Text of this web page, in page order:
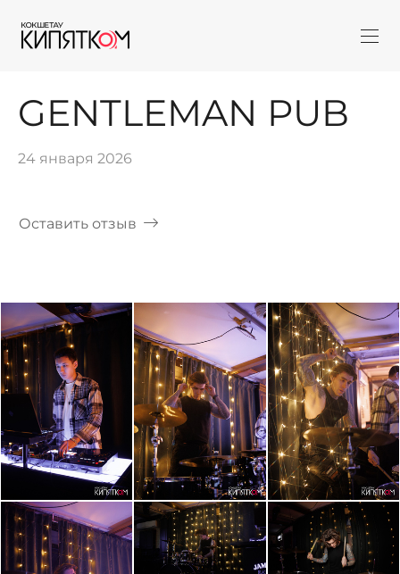
GENTLEMAN PUB
24 января 2026
Оставить отзыв